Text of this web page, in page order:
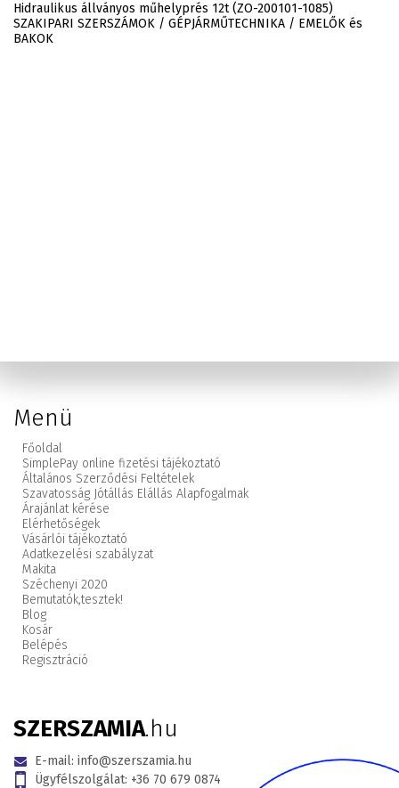
Hidraulikus állványos műhelyprés 12t (ZO-200101-1085)
SZAKIPARI SZERSZÁMOK / GÉPJÁRMŰTECHNIKA / EMELŐK és
BAKOK
Menü
Főoldal
SimplePay online fizetési tájékoztató
Általános Szerződési Feltételek
Szavatosság Jótállás Elállás Alapfogalmak
Árajánlat kérése
Elérhetőségek
Vásárlói tájékoztató
Adatkezelési szabályzat
Makita
Széchenyi 2020
Bemutatók,tesztek!
Blog
Kosár
Belépés
Regisztráció
SZERSZAMIA.hu
E-mail: info@szerszamia.hu
Ügyfélszolgálat: +36 70 679 0874